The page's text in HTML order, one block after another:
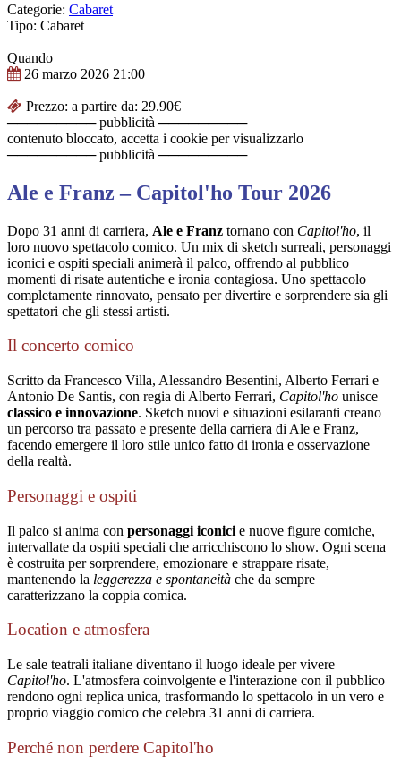
Categorie: Cabaret
Tipo: Cabaret
Quando
26 marzo 2026 21:00
Prezzo: a partire da: 29.90€
───────── pubblicità ─────────
contenuto bloccato, accetta i cookie per visualizzarlo
───────── pubblicità ─────────
Ale e Franz – Capitol'ho Tour 2026
Dopo 31 anni di carriera, Ale e Franz tornano con Capitol'ho, il
loro nuovo spettacolo comico. Un mix di sketch surreali, personaggi
iconici e ospiti speciali animerà il palco, offrendo al pubblico
momenti di risate autentiche e ironia contagiosa. Uno spettacolo
completamente rinnovato, pensato per divertire e sorprendere sia gli
spettatori che gli stessi artisti.
Il concerto comico
Scritto da Francesco Villa, Alessandro Besentini, Alberto Ferrari e
Antonio De Santis, con regia di Alberto Ferrari, Capitol'ho unisce
classico e innovazione. Sketch nuovi e situazioni esilaranti creano
un percorso tra passato e presente della carriera di Ale e Franz,
facendo emergere il loro stile unico fatto di ironia e osservazione
della realtà.
Personaggi e ospiti
Il palco si anima con personaggi iconici e nuove figure comiche,
intervallate da ospiti speciali che arricchiscono lo show. Ogni scena
è costruita per sorprendere, emozionare e strappare risate,
mantenendo la leggerezza e spontaneità che da sempre
caratterizzano la coppia comica.
Location e atmosfera
Le sale teatrali italiane diventano il luogo ideale per vivere
Capitol'ho. L'atmosfera coinvolgente e l'interazione con il pubblico
rendono ogni replica unica, trasformando lo spettacolo in un vero e
proprio viaggio comico che celebra 31 anni di carriera.
Perché non perdere Capitol'ho